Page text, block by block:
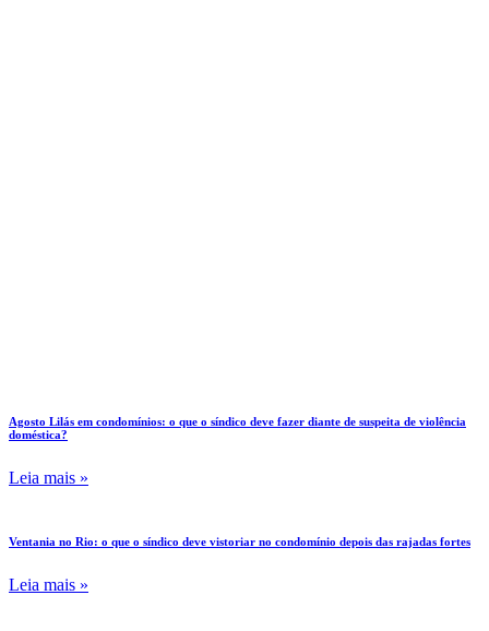
Agosto Lilás em condomínios: o que o síndico deve fazer diante de suspeita de violência
doméstica?
Leia mais »
Ventania no Rio: o que o síndico deve vistoriar no condomínio depois das rajadas fortes
Leia mais »